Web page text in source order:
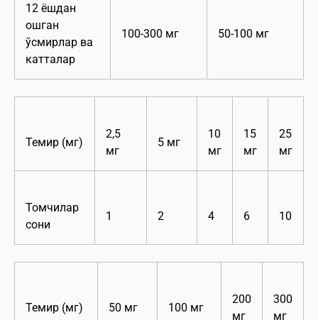
12 ёшдан
ошган
ўсмирлар ва
катталар
100-300 мг 50-100 мг
Темир (мг)
2,5
мг
5 мг
10
мг
15
мг
25
мг
Томчилар
сони
1 2 4 6 10
Темир (мг) 50 мг 100 мг
200
мг
300
мг